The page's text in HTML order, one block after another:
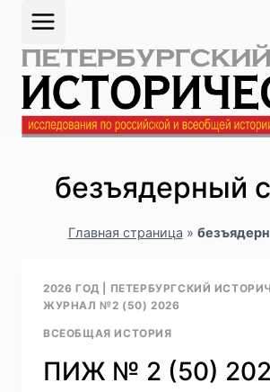
Перейти
содержимому
безъядерный
Главная страница »
2026 ГОД
ПЕТЕРБУРГСКИЙ
ЖУРНАЛ №2 (50) 2026
ВСЕОБЩАЯ ИСТОРИЯ
ПИЖ № 2 (50)